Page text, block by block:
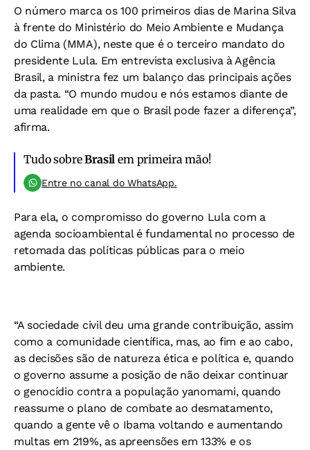
O número marca os 100 primeiros dias de Marina Silva
à frente do Ministério do Meio Ambiente e Mudança
do Clima (MMA), neste que é o terceiro mandato do
presidente Lula. Em entrevista exclusiva à Agência
Brasil, a ministra fez um balanço das principais ações
da pasta. “O mundo mudou e nós estamos diante de
uma realidade em que o Brasil pode fazer a diferença”,
afirma.
Tudo sobreBrasil em primeira mão!
Entre no canal do WhatsApp.
Para ela, o compromisso do governo Lula com a
agenda socioambiental é fundamental no processo de
retomada das políticas públicas para o meio
ambiente.
“A sociedade civil deu uma grande contribuição, assim
como a comunidade científica, mas, ao fim e ao cabo,
as decisões são de natureza ética e política e, quando
o governo assume a posição de não deixar continuar
o genocídio contra a população yanomami, quando
reassume o plano de combate ao desmatamento,
quando a gente vê o Ibama voltando e aumentando
multas em 219%, as apreensões em 133% e os